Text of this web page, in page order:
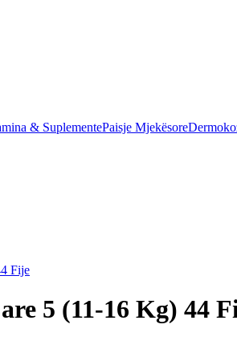
& SuplementePaisje Mjekësore
Fije
5 (11-16 Kg) 44